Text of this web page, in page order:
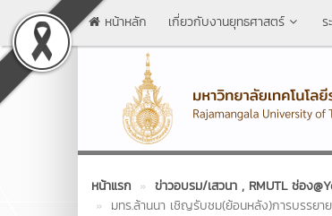
หน้าหลัก เกี่ยวกับงานยุทธศาสตร์ ร
หน้าแรก ข่าวอบรม/เสวนา , RMUTL ช่อง
มทร.ล้านนา เชิญรับชม(ย้อนหลัง)การบรรย